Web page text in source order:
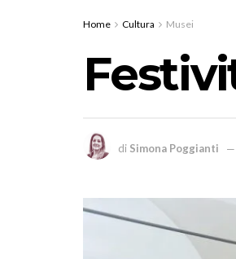
Home Cultura Musei
di Simona Poggianti